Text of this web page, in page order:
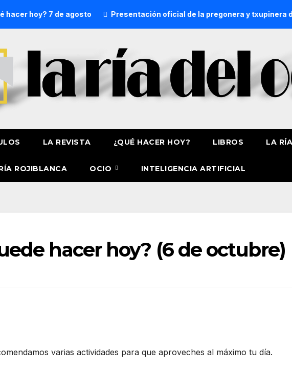
hoy? 7 de agosto Presentación oficial de la pregonera y txupinera de
LA REVISTA ¿QUÉ HACER HOY? LIBROS LA
ROJIBLANCA OCIO INTELIGENCIA ARTIFICIAL
hacer hoy? (6 de octubre)
varias actividades para que aproveches al máximo tu día.